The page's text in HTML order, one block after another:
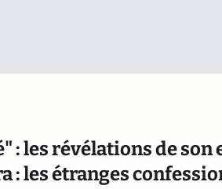
les révélations de son
: les étranges